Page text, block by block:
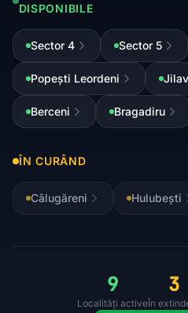
DISPONIBILE
Sector 4 Sector 5
Popești Leordeni
Berceni Bragadiru
ÎN CURÂND
Călugăreni Hulubești
9
Localități active
3
În